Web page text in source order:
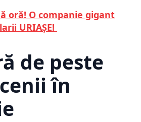
oră! O companie gigant
URIAȘE!
de peste
în